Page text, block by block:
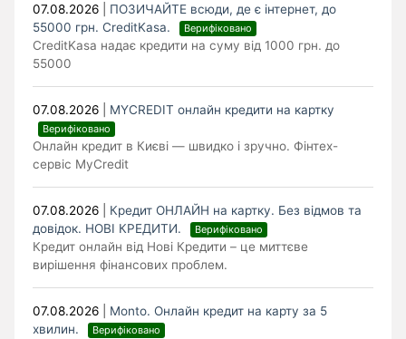
07.08.2026
ПОЗИЧАЙТЕ всюди, де є інтернет, до
55000 грн. CreditKasa.
Верифіковано
CreditKasa надає кредити на суму від 1000 грн. до
55000
07.08.2026 MYCREDIT онлайн кредити на картку
Верифіковано
Онлайн кредит в Києві — швидко і зручно. Фінтех-
сервіс MyCredit
07.08.2026
Кредит ОНЛАЙН на картку. Без відмов та
довідок. НОВІ КРЕДИТИ.
Верифіковано
Кредит онлайн від Нові Кредити – це миттєве
вирішення фінансових проблем.
07.08.2026
Monto. Онлайн кредит на карту за 5
хвилин.
Верифіковано